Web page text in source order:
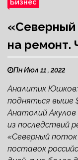
Бизнес
«Северный
на ремонт.
Пн Июл 11 , 2022
Аналитик Юшков:
подняться выше
Анатолий Акулов
из последствий
«Северный
поставок